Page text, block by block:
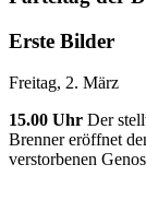
Erste Bilder
Freitag, 2. März
15.00 Uhr Der
Brenner eröffnet
verstorbenen